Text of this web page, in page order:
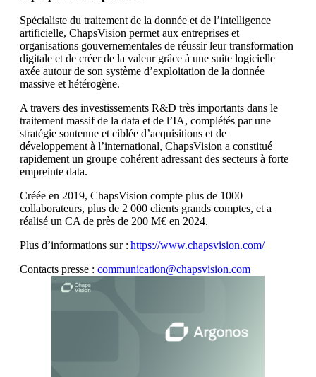
Spécialiste du traitement de la donnée et de l’intelligence
artificielle, ChapsVision permet aux entreprises et
organisations gouvernementales de réussir leur transformation
digitale et de créer de la valeur grâce à une suite logicielle
axée autour de son système d’exploitation de la donnée
massive et hétérogène.
A travers des investissements R&D très importants dans le
traitement massif de la data et de l’IA, complétés par une
stratégie soutenue et ciblée d’acquisitions et de
développement à l’international, ChapsVision a constitué
rapidement un groupe cohérent adressant des secteurs à forte
empreinte data.
Créée en 2019, ChapsVision compte plus de 1000
collaborateurs, plus de 2 000 clients grands comptes, et a
réalisé un CA de près de 200 M€ en 2024.
Plus d’informations sur : https://www.chapsvision.com/
Contacts presse : communication@chapsvision.com